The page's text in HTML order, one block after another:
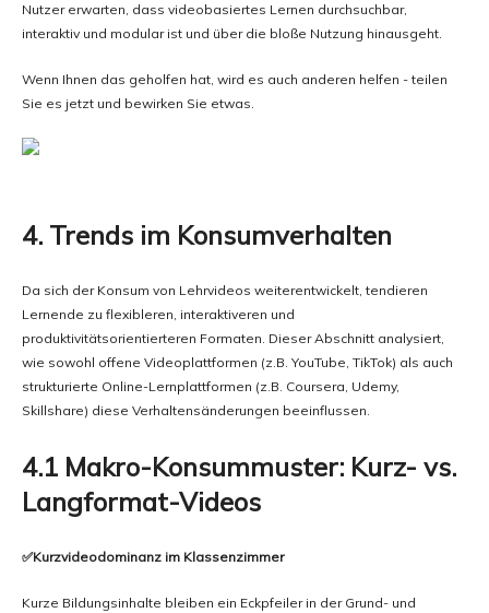
Nutzer erwarten, dass videobasiertes Lernen durchsuchbar,
interaktiv und modular ist und über die bloße Nutzung hinausgeht.
Wenn Ihnen das geholfen hat, wird es auch anderen helfen - teilen
Sie es jetzt und bewirken Sie etwas.
4. Trends im Konsumverhalten
Da sich der Konsum von Lehrvideos weiterentwickelt, tendieren
Lernende zu flexibleren, interaktiveren und
produktivitätsorientierteren Formaten. Dieser Abschnitt analysiert,
wie sowohl offene Videoplattformen (z.B. YouTube, TikTok) als auch
strukturierte Online-Lernplattformen (z.B. Coursera, Udemy,
Skillshare) diese Verhaltensänderungen beeinflussen.
4.1 Makro-Konsummuster: Kurz- vs.
Langformat-Videos
✅Kurzvideodominanz im Klassenzimmer
Kurze Bildungsinhalte bleiben ein Eckpfeiler in der Grund- und